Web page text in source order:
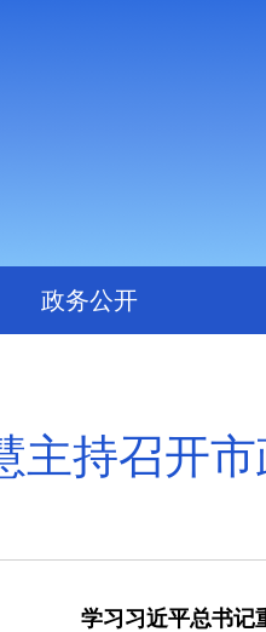
政务公开
主持召开
学习习近平总书记